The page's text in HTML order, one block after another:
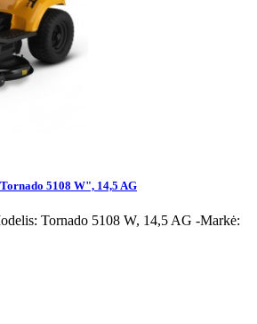
5108 W", 14,5 AG
Tornado 5108 W, 14,5 AG -Markė: